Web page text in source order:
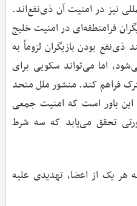
نیز در امنیت آن ذی‌نفع‌اند.
فرامنطقه‌ای در امنیت خلیج
بودن بازیگران لزوماً به
اما می‌تواند سکویی برای
فراهم کند. منشور ملل متحد
این باور است که امنیت جمعی
تحقق می‌یابد که سه شرط
هر یک از اعضا، تهدیدی علیه